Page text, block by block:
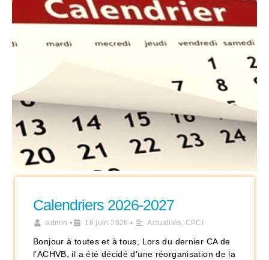
Calendriers 2026-2027
admin • 16 juin 2026 • Actualités, CPCI
Bonjour à toutes et à tous, Lors du dernier CA de
l’ACHVB, il a été décidé d’une réorganisation de la